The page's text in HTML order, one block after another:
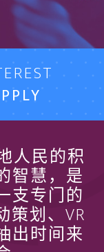
人民的积
智慧，是
支专门的
策划、VR
出时间来